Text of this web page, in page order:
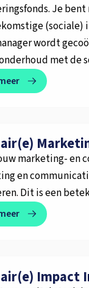
Je
(sociale)
wordt
met de
marketing- en
en
Dit is een
Impact